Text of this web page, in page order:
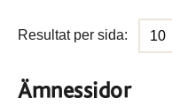
Resultat per sida:
Ämnessidor